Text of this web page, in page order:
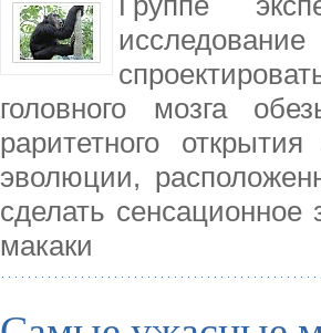
головного мозга
раритетного
эволюции,
сделать
макаки